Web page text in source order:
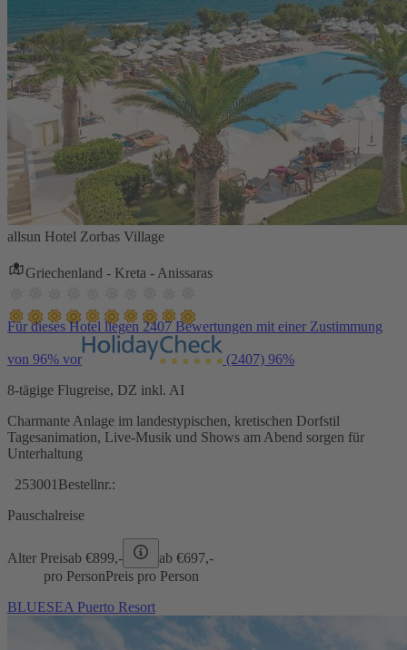
allsun Hotel Zorbas Village
Griechenland - Kreta - Anissaras
Für dieses Hotel liegen 2407 Bewertungen mit einer Zustimmung
von 96% vor (2407) 96%
8-tägige Flugreise, DZ inkl. AI
Charmante Anlage im landestypischen, kretischen Dorfstil
Tagesanimation, Live-Musik und Shows am Abend sorgen für
Unterhaltung
253001 Bestellnr.:
Pauschalreise
Alter Preisab €899,- ab €697,-
pro PersonPreis pro Person
BLUESEA Puerto Resort